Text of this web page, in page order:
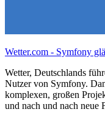
Wetter.com - Symfony
Wetter, Deutschlands
Nutzer von Symfony.
komplexen, großen
und nach und nach neue